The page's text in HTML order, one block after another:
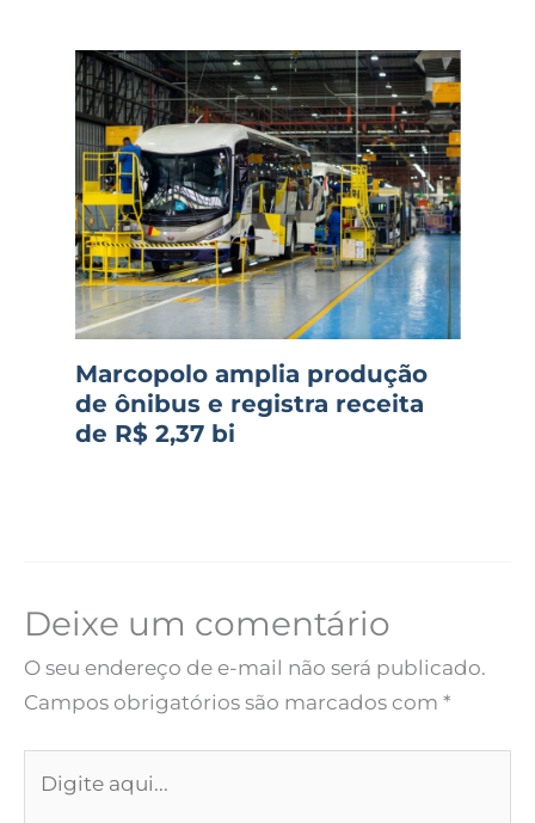
Marcopolo amplia produção
de ônibus e registra receita
de R$ 2,37 bi
Deixe um comentário
O seu endereço de e-mail não será publicado.
Campos obrigatórios são marcados com *
aqui...